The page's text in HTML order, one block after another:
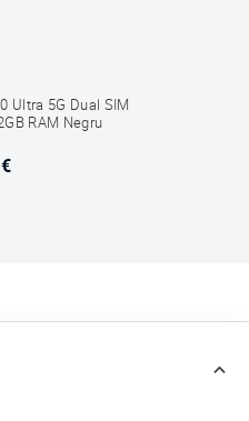
Ultra 5G Dual SIM
RAM Negru